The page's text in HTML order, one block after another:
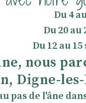
Du 4
Du 20
Du 12 au
nous
Digne-
pas de l'âne